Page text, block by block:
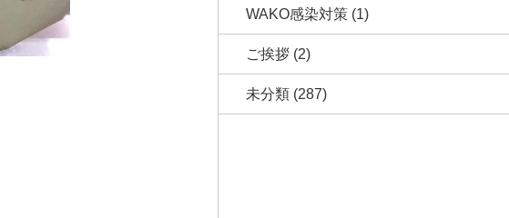
WAKO感染対策 (1)
ご挨拶 (2)
未分類 (287)